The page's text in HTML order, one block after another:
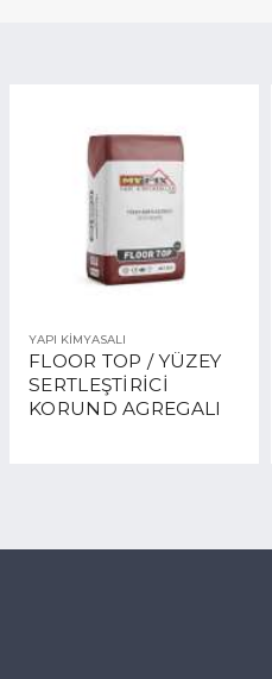
YAPI KİMYASALI
FLOOR TOP / YÜZEY
SERTLEŞTİRİCİ
KORUND AGREGALI